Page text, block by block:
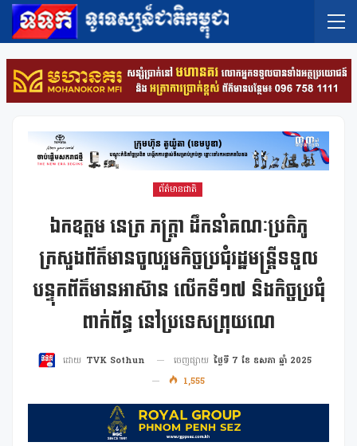
ព័ត៌មានជាតិ
ឯកឧត្តម នេត្រ ភក្ត្រា ដឹកនាំគណៈប្រតិភូ
ក្រសួងព័ត៌មានចូលរួមកិច្ចប្រជុំរដ្ឋមន្ត្រីទទួល
បន្ទុកព័ត៌មានអាស៊ាន លើកទី១៧ និងកិច្ចប្រជុំ
ពាក់ព័ន្ធ នៅប្រទេសព្រុយណេ
ដោយ TVK Sothun ចេញផ្សាយ ថ្ងៃទី 7 ខែ ឧសភា ឆ្នាំ 2025
1,555